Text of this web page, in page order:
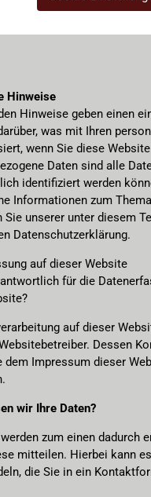
Hinweise
Hinweise geben einen
was mit Ihren
wenn Sie diese
Daten sind alle
identifiziert werden
Informationen zum
Sie unserer unter diesem
Datenschutzerklärung.
auf dieser Website
für die
auf dieser
Dessen
dem Impressum dieser
wir Ihre Daten?
zum einen dadurch
mitteilen. Hierbei kann
die Sie in ein